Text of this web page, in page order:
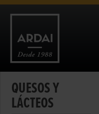
QUESOS Y
LÁCTEOS